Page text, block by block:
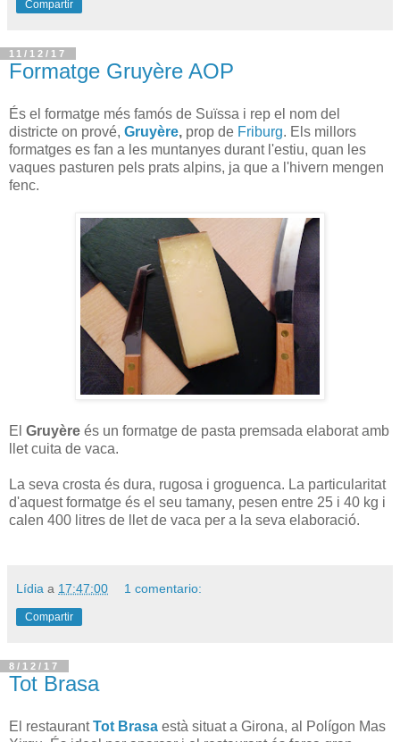
Compartir
11/12/17
Formatge Gruyère AOP
És el formatge més famós de Suïssa i rep el nom del
districte on prové, Gruyère, prop de Friburg. Els millors
formatges es fan a les muntanyes durant l'estiu, quan les
vaques pasturen pels prats alpins, ja que a l'hivern mengen
fenc.
El Gruyère és un formatge de pasta premsada elaborat amb
llet cuita de vaca.
La seva crosta és dura, rugosa i groguenca. La particularitat
d'aquest formatge és el seu tamany, pesen entre 25 i 40 kg i
calen 400 litres de llet de vaca per a la seva elaboració.
Lídia a 17:47:00 1 comentario:
Compartir
8/12/17
Tot Brasa
El restaurantTot Brasa està situat a Girona, al Polígon Mas